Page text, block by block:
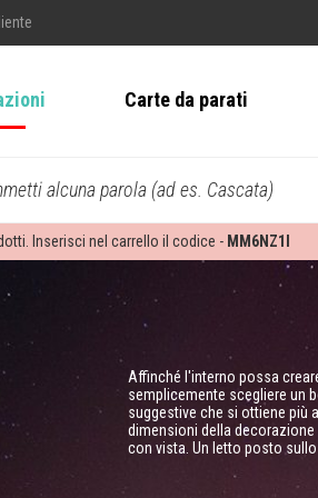
Carte da parati
alcuna parola (ad es. Cascata)
Inserisci nel carrello il codice - MM6NZ1I
Affinché l'interno possa
semplicemente scegliere un
suggestive che si ottiene più
dimensioni della
con vista. Un letto posto